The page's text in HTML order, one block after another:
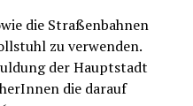
die Straßenbahnen
zu verwenden.
der Hauptstadt
die darauf